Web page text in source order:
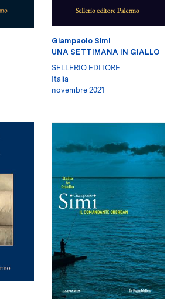
Giampaolo Simi
UNA SETTIMANA IN GIALLO
SELLERIO EDITORE
Italia
novembre 2021